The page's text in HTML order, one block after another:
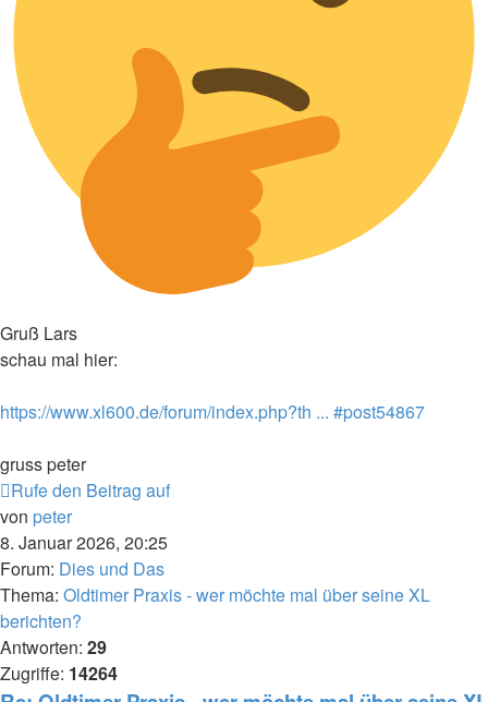
Gruß Lars
schau mal hier:
https://www.xl600.de/forum/index.php?th ... #post54867
gruss peter
Rufe den Beitrag auf
von peter
8. Januar 2026, 20:25
Forum: Dies und Das
Thema: Oldtimer Praxis - wer möchte mal über seine XL
berichten?
Antworten: 29
Zugriffe: 14264